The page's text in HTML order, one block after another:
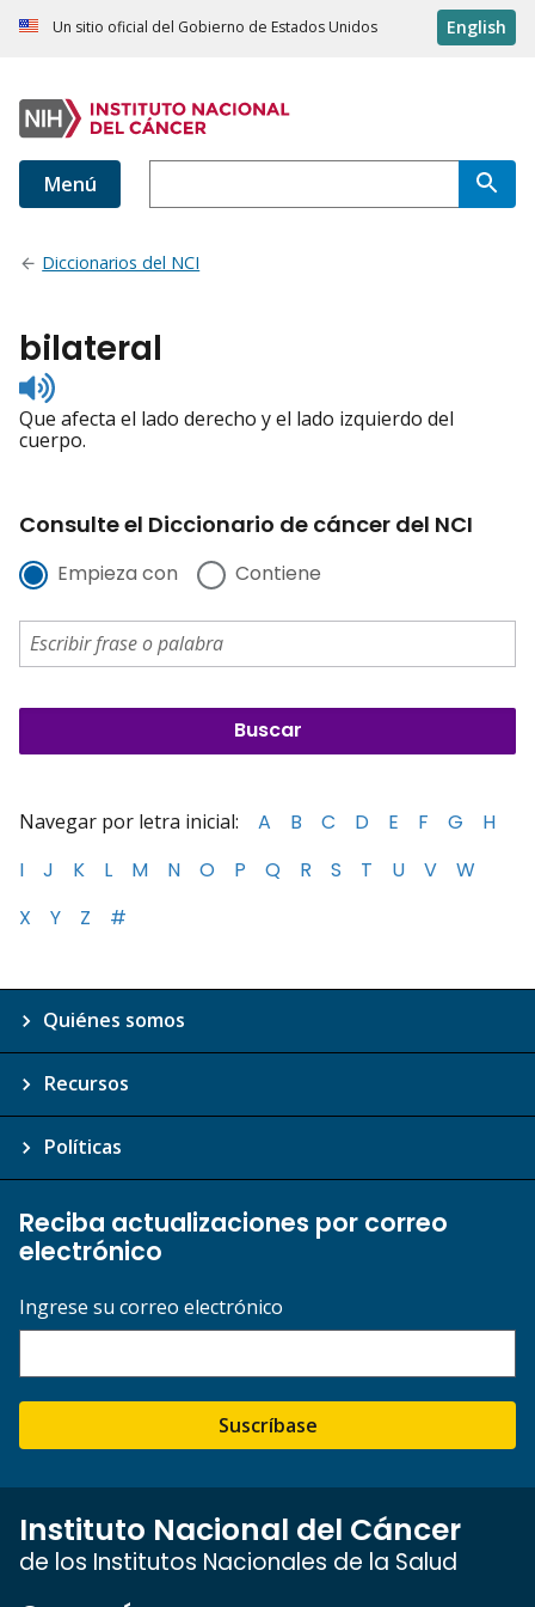
Un sitio oficial del Gobierno de Estados Unidos English
Menú
Diccionarios del NCI
bilateral
Listen
to
pronunciation
Que afecta el lado derecho y el lado izquierdo del
cuerpo.
Consulte el Diccionario de cáncer del NCI
Empieza con Contiene
Navegar por letra inicial: A B C D E F G
H
I
J K L M N O P Q R S T U V
W
X
Y Z #
Quiénes somos
Recursos
Políticas
Reciba actualizaciones por correo
electrónico
Ingrese su correo electrónico
Suscríbase
Instituto Nacional del Cáncer
de los Institutos Nacionales de la Salud